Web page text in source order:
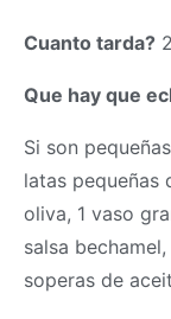
Cuanto tarda?
Que hay que
Si son
latas pequeñas
oliva, 1 vaso
salsa
soperas de